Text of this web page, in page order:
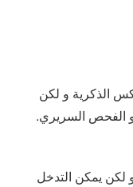
الذكرية و لكن
الفحص السريري.
لكن يمكن التدخل